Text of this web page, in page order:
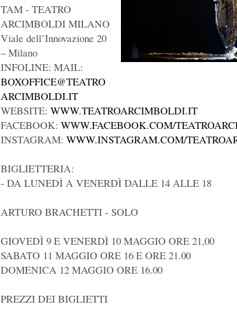
TAM - TEATRO
ARCIMBOLDI MILANO
Viale dell’Innovazione 20
– Milano
INFOLINE: MAIL:
BOXOFFICE@TEATRO
ARCIMBOLDI.IT
WEBSITE: WWW.TEATROARCIMBOLDI.IT
FACEBOOK: WWW.FACEBOOK.COM/
INSTAGRAM: WWW.INSTAGRAM.COM/
BIGLIETTERIA:
- DA LUNEDÌ A VENERDÌ DALLE 14 ALLE 18
ARTURO BRACHETTI - SOLO
GIOVEDÌ 9 E VENERDÌ 10 MAGGIO ORE 21,00
SABATO 11 MAGGIO ORE 16 E ORE 21.00
DOMENICA 12 MAGGIO ORE 16.00
PREZZI DEI BIGLIETTI